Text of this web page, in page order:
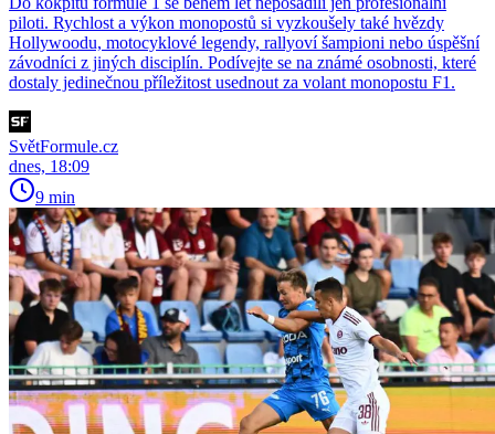
piloti. Rychlost a výkon monopostů si vyzkoušely také hvězdy
Hollywoodu, motocyklové legendy, rallyoví šampioni nebo úspěšní
závodníci z jiných disciplín. Podívejte se na známé osobnosti, které
dostaly jedinečnou příležitost usednout za volant monopostu F1.
SvětFormule.cz
dnes, 18:09
9 min